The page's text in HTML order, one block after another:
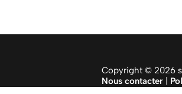
Copyright © 2026
Nous contacter